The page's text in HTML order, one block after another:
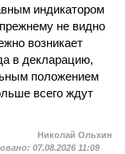
индикатором
не видно
возникает
в декларацию,
положением
всего ждут
Николай Ольхин
07.08.2026 11:09